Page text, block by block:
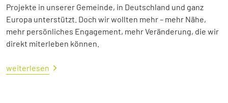
Projekte in unserer Gemeinde, in Deutschland und ganz
Europa unterstützt. Doch wir wollten mehr – mehr Nähe,
mehr persönliches Engagement, mehr Veränderung, die wir
direkt miterleben können.
weiterlesen